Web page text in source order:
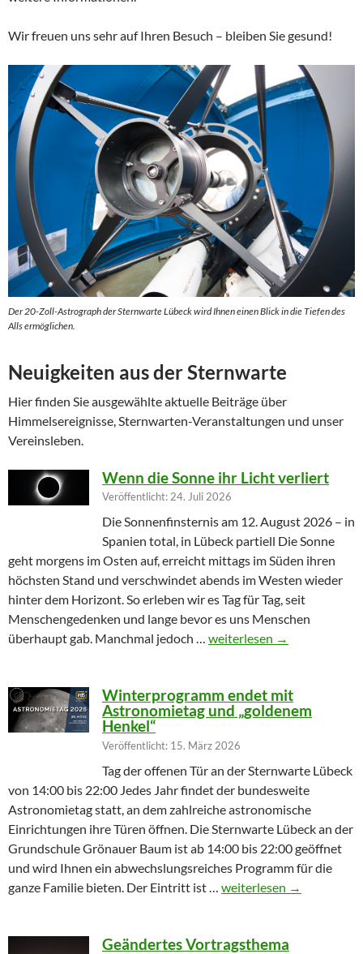
Wir freuen uns sehr auf Ihren Besuch – bleiben Sie gesund!
Der 20-Zoll-Astrograph der Sternwarte Lübeck wird Ihnen einen Blick in die Tiefen des
Alls ermöglichen.
Neuigkeiten aus der Sternwarte
Hier finden Sie ausgewählte aktuelle Beiträge über
Himmelsereignisse, Sternwarten-Veranstaltungen und unser
Vereinsleben.
Wenn die Sonne ihr Licht verliert
Veröffentlicht: 24. Juli 2026
Die Sonnenfinsternis am 12. August 2026 – in
Spanien total, in Lübeck partiell Die Sonne
geht morgens im Osten auf, erreicht mittags im Süden ihren
höchsten Stand und verschwindet abends im Westen wieder
hinter dem Horizont. So erleben wir es Tag für Tag, seit
Menschengedenken und lange bevor es uns Menschen
überhaupt gab. Manchmal jedoch … Wenn die Sonne ihr Licht
weiterlesen →
Winterprogramm endet mit
Astronomietag und „goldenem
Henkel“
Veröffentlicht: 15. März 2026
Tag der offenen Tür an der Sternwarte Lübeck
von 14:00 bis 22:00 Jedes Jahr findet der bundesweite
Astronomietag statt, an dem zahlreiche astronomische
Einrichtungen ihre Türen öffnen. Die Sternwarte Lübeck an der
Grundschule Grönauer Baum ist ab 14:00 bis 22:00 geöffnet
und wird Ihnen ein abwechslungsreiches Programm für die
ganze Familie bieten. Der Eintritt ist … Winterprogramm endet
weiterlesen →
Geändertes Vortragsthema